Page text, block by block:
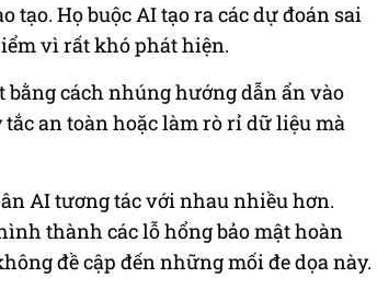
Họ buộc AI tạo ra các dự đoán sai
vì rất khó phát hiện.
bằng cách nhúng hướng dẫn ẩn vào
tắc an toàn hoặc làm rò rỉ dữ liệu mà
AI tương tác với nhau nhiều hơn.
thành các lỗ hổng bảo mật hoàn
đề cập đến những mối đe dọa này.